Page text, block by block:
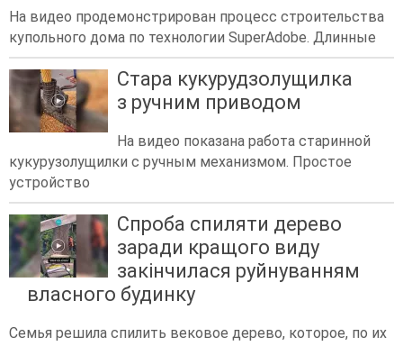
На видео продемонстрирован процесс строительства
купольного дома по технологии SuperAdobe. Длинные
Стара кукурудзолущилка
з ручним приводом
На видео показана работа старинной
кукурузолущилки с ручным механизмом. Простое
устройство
Спроба спиляти дерево
заради кращого виду
закінчилася руйнуванням
власного будинку
Семья решила спилить вековое дерево, которое, по их